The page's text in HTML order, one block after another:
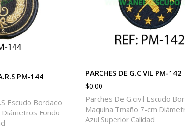
PM-144
Escudo Bordado
Diámetros Fondo
PARCHES DE G.CIVIL PM-142
$0.00
Parches De G.civil Escudo
Maquina Tmaño 7-cm
Azul Superior Calidad